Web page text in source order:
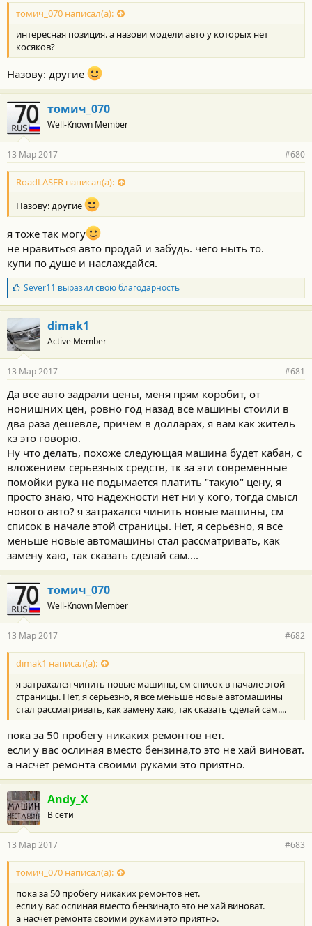
с
и
:
томич_070 написал(а):
интересная позиция. а назови модели авто у которых нет
косяков?
Назову: другие
томич_070
Well-Known Member
13 Мар 2017 #680
RoadLASER написал(а):
Назову: другие
я тоже так могу
не нравиться авто продай и забудь. чего ныть то.
купи по душе и наслаждайся.
Б
л
а
г
о
д
а
н
с
т
и
Sever11 выразил свою благодарность
dimak1
Active Member
13 Мар 2017 #681
Да все авто задрали цены, меня прям коробит, от
нонишних цен, ровно год назад все машины стоили в
два раза дешевле, причем в долларах, я вам как житель
кз это говорю.
Ну что делать, похоже следующая машина будет кабан, с
вложением серьезных средств, тк за эти современные
помойки рука не подымается платить "такую" цену, я
просто знаю, что надежности нет ни у кого, тогда смысл
нового авто? я затрахался чинить новые машины, см
список в начале этой страницы. Нет, я серьезно, я все
меньше новые автомашины стал рассматривать, как
замену хаю, так сказать сделай сам....
томич_070
Well-Known Member
13 Мар 2017 #682
dimak1 написал(а):
я затрахался чинить новые машины, см список в начале этой
страницы. Нет, я серьезно, я все меньше новые автомашины
стал рассматривать, как замену хаю, так сказать сделай сам....
пока за 50 пробегу никаких ремонтов нет.
если у вас ослиная вместо бензина,то это не хай виноват.
а насчет ремонта своими руками это приятно.
Andy_X
В сети
13 Мар 2017 #683
томич_070 написал(а):
пока за 50 пробегу никаких ремонтов нет.
если у вас ослиная вместо бензина,то это не хай виноват.
а насчет ремонта своими руками это приятно.